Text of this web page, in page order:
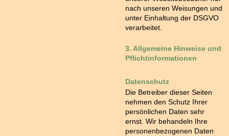
nach unseren Weisungen und
unter Einhaltung der DSGVO
verarbeitet.
3. Allgemeine Hinweise und
Pflicht­informationen
Datenschutz
Die Betreiber dieser Seiten
nehmen den Schutz Ihrer
persönlichen Daten sehr
ernst. Wir behandeln Ihre
personenbezogenen Daten